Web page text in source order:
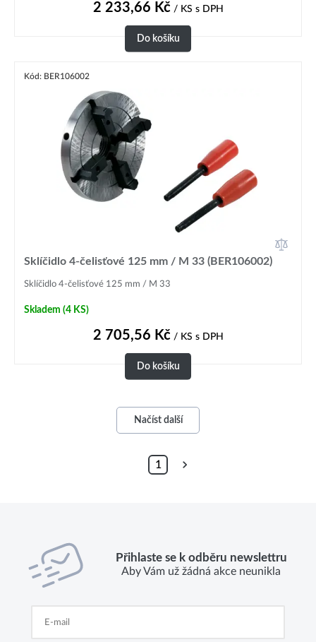
2 233,66 Kč/ KS s DPH
Do košíku
Kód: BER106002
Sklíčidlo 4-čelisťové 125 mm / M 33 (BER106002)
Sklíčidlo 4-čelisťové 125 mm / M 33
Skladem (4 KS)
2 705,56 Kč/ KS s DPH
Do košíku
Načíst další
1
Přihlaste se k odběru newslettru
Aby Vám už žádná akce neunikla